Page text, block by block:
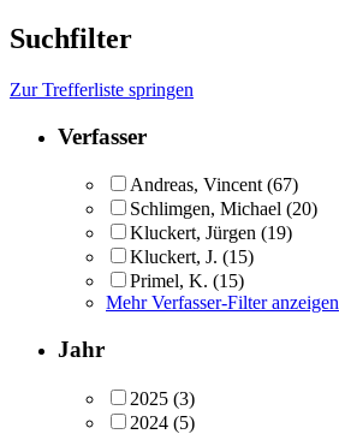
Suchfilter
Zur Trefferliste springen
Verfasser
Andreas, Vincent (67)
Schlimgen, Michael (20)
Kluckert, Jürgen (19)
Kluckert, J. (15)
Primel, K. (15)
Mehr Verfasser-Filter anzeigen
Jahr
2025 (3)
2024 (5)